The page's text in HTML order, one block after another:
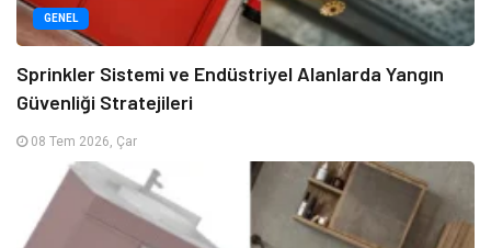
GENEL
Sprinkler Sistemi ve Endüstriyel Alanlarda Yangın
Güvenliği Stratejileri
08 Tem 2026, Çar